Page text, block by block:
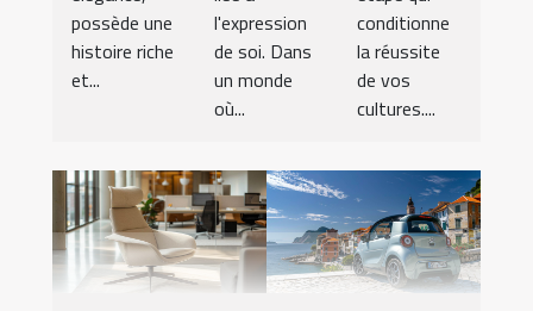
possède une
histoire riche
et...
l'expression
de soi. Dans
un monde
où...
conditionne
la réussite
de vos
cultures....